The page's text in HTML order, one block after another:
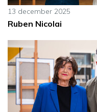
13 december 2025
Ruben Nicolai